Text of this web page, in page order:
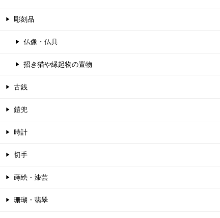
彫刻品
仏像・仏具
招き猫や縁起物の置物
古銭
鎧兜
時計
切手
蒔絵・漆芸
珊瑚・翡翠